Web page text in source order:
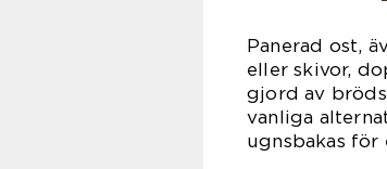
Panerad ost,
eller skivor,
gjord av
vanliga
ugnsbakas för